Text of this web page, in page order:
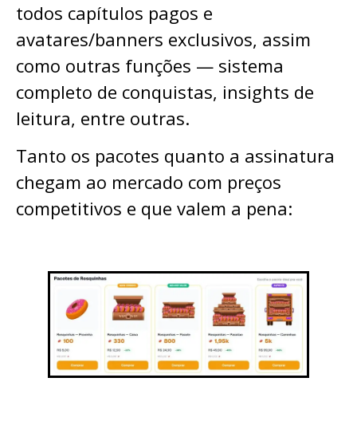
todos capítulos pagos e
avatares/banners exclusivos, assim
como outras funções — sistema
completo de conquistas, insights de
leitura, entre outras.
Tanto os pacotes quanto a assinatura
chegam ao mercado com preços
competitivos e que valem a pena: